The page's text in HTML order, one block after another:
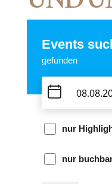
Events
gefunden
nur
nur